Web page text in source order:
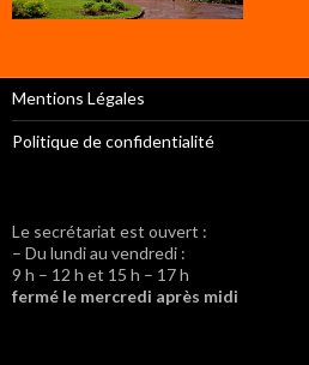
Mentions Légales
Politique de confidentialité
Le secrétariat est ouvert :
– Du lundi au vendredi :
9 h – 12 h et 15 h – 17 h
fermé le mercredi après midi